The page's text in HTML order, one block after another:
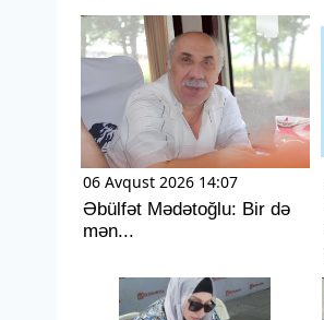
06 Avqust 2026 14:07
Əbülfət Mədətoğlu: Bir də
mən...